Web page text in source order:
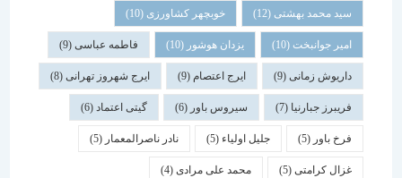
سید محمد بهشتی(12) خوبچهر کشاورزی(10)
امیر جوانبخت(10) یزدان هوشور(10) فاطمه عباسی(9)
داریوش زمانی(9) ایرج اعتصام(9) ایرج شهروز تهرانی(8)
فریبرز جبارنیا(7) سیروس باور(6) گیتی اعتماد(6)
فرخ باور(5) جلیل اولیاء(5) نادر ناصرالمعمار (5)
غزال کرامتی(5) محمد علی مرادی(4)